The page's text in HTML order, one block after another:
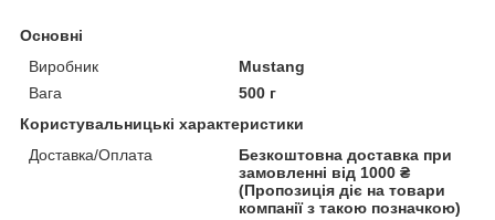
Основні
Виробник
Mustang
Вага
500 г
Користувальницькі характеристики
Доставка/Оплата
Безкоштовна доставка при
замовленні від 1000 ₴
(Пропозиція діє на товари
компанії з такою позначкою)